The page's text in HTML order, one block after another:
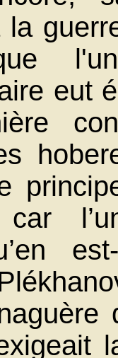
la
eut
car